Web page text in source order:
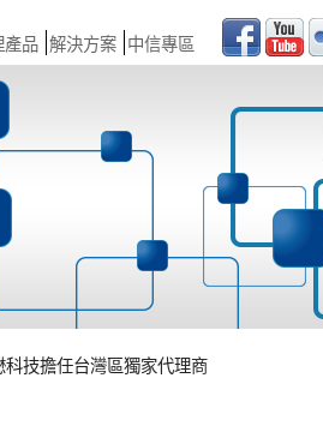
產品 解決方案 中信專區
技擔任台灣區獨家代理商